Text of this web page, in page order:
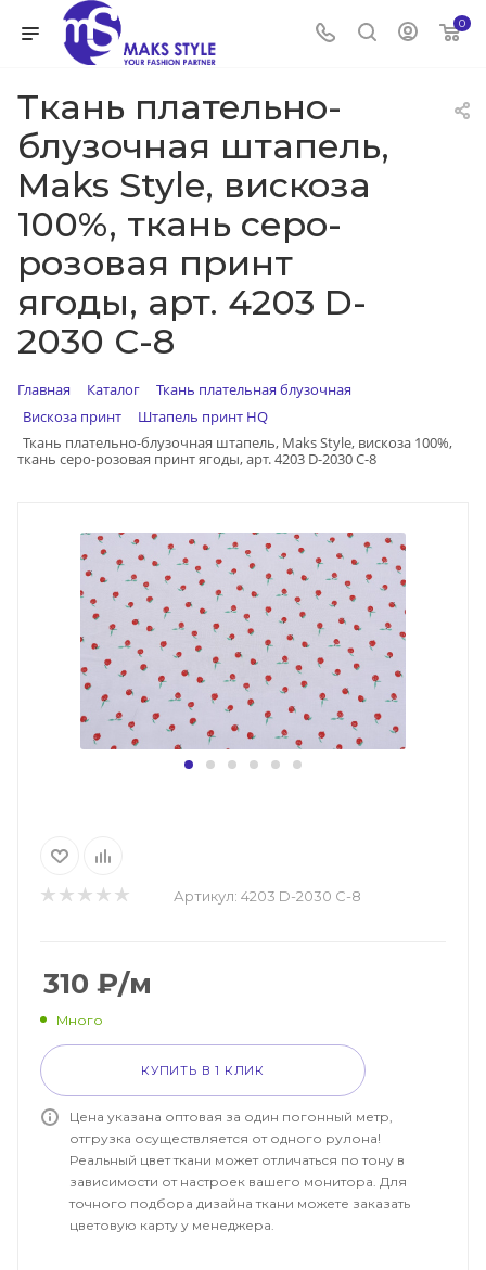
0
Ткань плательно-
блузочная штапель,
Maks Style, вискоза
100%, ткань серо-
розовая принт
ягоды, арт. 4203 D-
2030 С-8
Главная Каталог
Ткань плательная блузочная
Вискоза принт
Штапель принт HQ
Ткань плательно-блузочная штапель, Maks Style, вискоза 100%,
ткань серо-розовая принт ягоды, арт. 4203 D-2030 С-8
Артикул: 4203 D-2030 С-8
310 ₽/м
Много
КУПИТЬ В 1 КЛИК
Цена указана оптовая за один погонный метр,
отгрузка осуществляется от одного рулона!
Реальный цвет ткани может отличаться по тону в
зависимости от настроек вашего монитора. Для
точного подбора дизайна ткани можете заказать
цветовую карту у менеджера.